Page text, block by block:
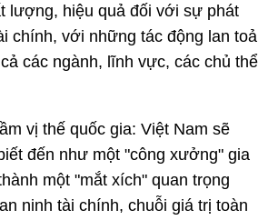
lượng, hiệu quả đối với sự phát
chính, với những tác động lan toả
các ngành, lĩnh vực, các chủ thể
vị thế quốc gia: Việt Nam sẽ
đến như một "công xưởng" gia
một "mắt xích" quan trọng
ninh tài chính, chuỗi giá trị toàn